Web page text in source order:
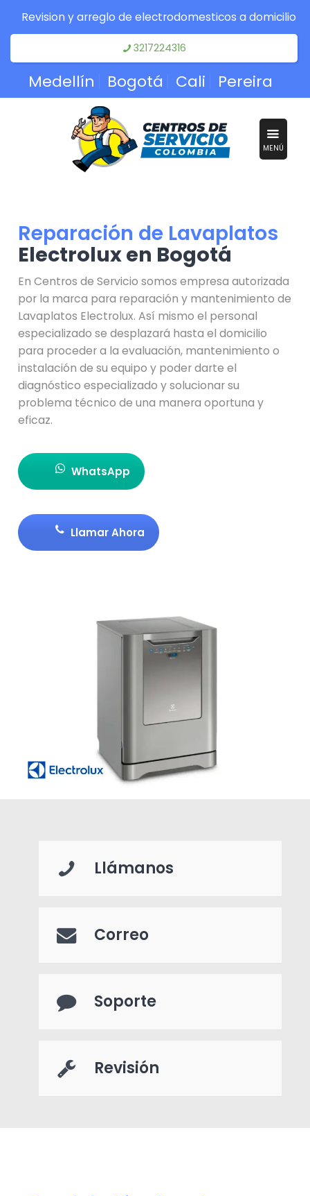
Revision y arreglo de electrodomesticos a domicilio
3217224316
Medellín Bogotá Cali Pereira
MENÚ
Reparación de Lavaplatos
Electrolux en Bogotá
En Centros de Servicio somos empresa autorizada
por la marca para reparación y mantenimiento de
Lavaplatos Electrolux. Así mismo el personal
especializado se desplazará hasta el domicilio
para proceder a la evaluación, mantenimiento o
instalación de su equipo y poder darte el
diagnóstico especializado y solucionar su
problema técnico de una manera oportuna y
eficaz.
WhatsApp
Llamar Ahora
Llámanos
Correo
Soporte
Revisión